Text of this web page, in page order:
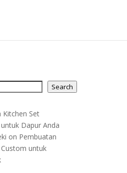
Search
Kitchen Set
Dapur Anda
on Pembuatan
untuk